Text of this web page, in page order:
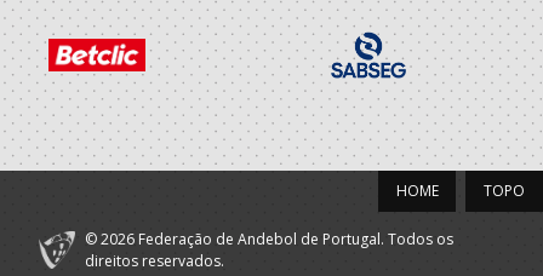
2022/23
A.A. Algarve
Clube
Desportivo da
Escola
Secundaria Gil
Eanes
SUB-18 F / SUB-21 F
Femininas
TOPO
HOME
© 2026 Federação de Andebol de Portugal. Todos os
direitos reservados.